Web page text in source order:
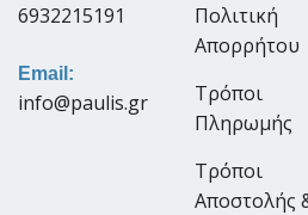
6932215191
Email:
info@paulis.gr
Πολιτική
Απορρήτου
Τρόποι
Πληρωμής
Τρόποι
Αποστολής